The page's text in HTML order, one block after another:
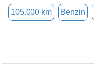
105.000 km Benzin